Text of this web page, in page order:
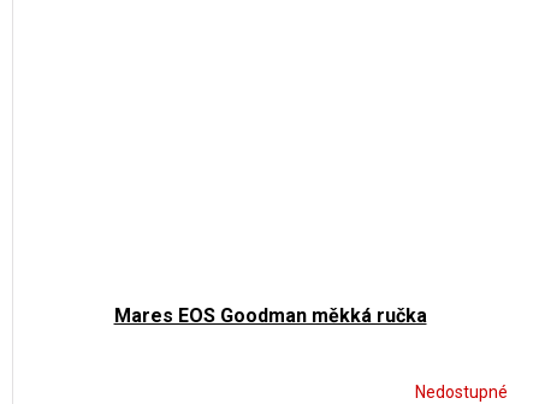
Mares EOS Goodman měkká ručka
Nedostupné